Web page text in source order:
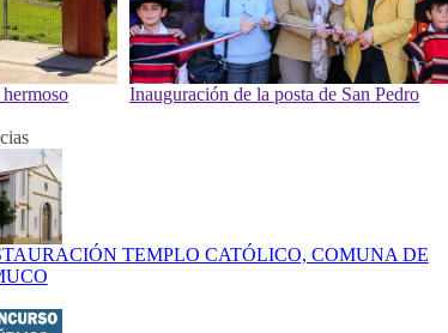
Inauguración de la posta de San Pedro
TEMPLO CATÓLICO, COMUNA DE